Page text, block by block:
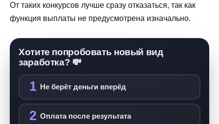
От таких конкурсов лучше сразу отказаться, так как
функция выплаты не предусмотрена изначально.
Хотите попробовать новый вид
заработка? 💸
1 Не берёт деньги вперёд
2 Оплата после результата